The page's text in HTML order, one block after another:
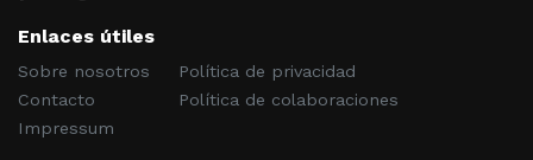
Enlaces útiles
Sobre nosotros
Contacto
Impressum
Política de privacidad
Política de colaboraciones